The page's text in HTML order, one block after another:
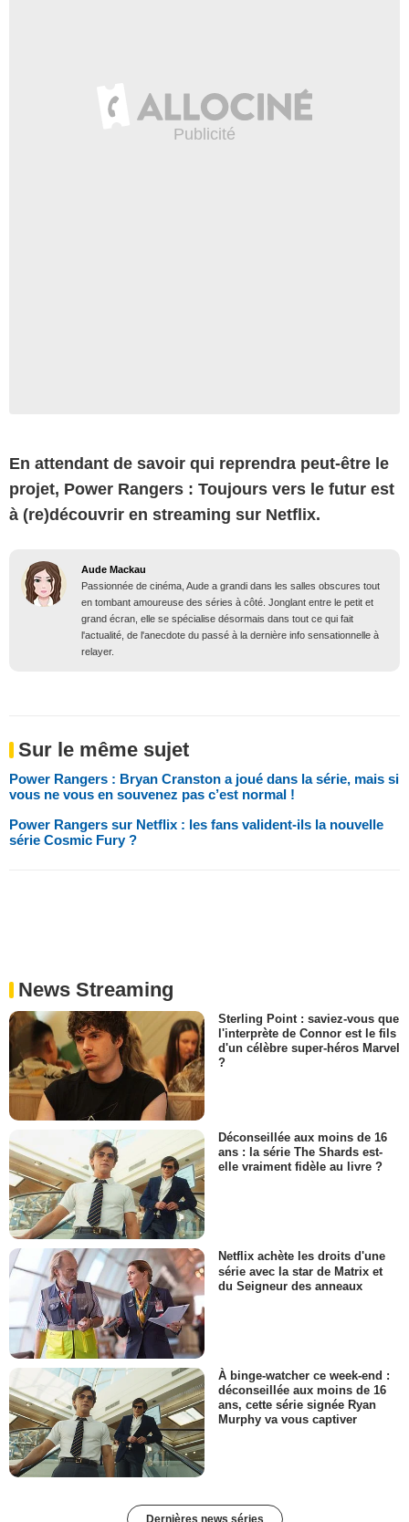
En attendant de savoir qui reprendra peut-être le
projet, Power Rangers : Toujours vers le futur est
à (re)découvrir en streaming sur Netflix.
Aude Mackau
Passionnée de cinéma, Aude a grandi dans les salles obscures tout
en tombant amoureuse des séries à côté. Jonglant entre le petit et
grand écran, elle se spécialise désormais dans tout ce qui fait
l'actualité, de l'anecdote du passé à la dernière info sensationnelle à
relayer.
Sur le même sujet
Power Rangers : Bryan Cranston a joué dans la série, mais si
vous ne vous en souvenez pas c’est normal !
Power Rangers sur Netflix : les fans valident-ils la nouvelle
série Cosmic Fury ?
News Streaming
Sterling Point : saviez-vous que
l'interprète de Connor est le fils
d'un célèbre super-héros Marvel
?
Déconseillée aux moins de 16
ans : la série The Shards est-
elle vraiment fidèle au livre ?
Netflix achète les droits d'une
série avec la star de Matrix et
du Seigneur des anneaux
À binge-watcher ce week-end :
déconseillée aux moins de 16
ans, cette série signée Ryan
Murphy va vous captiver